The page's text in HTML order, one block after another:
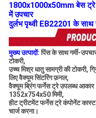
1800x1000x50mm बेस
में उपचार
दुर्लभ पृथ्वी EB22201 के साथ
मुख्य उत्पादों: पिंस के साथ गर्मी-
टोकरी,
उच्च मिश्र धातु सामग्री कीटोकरी,
लिए वैक्यूम सिंटरिंग फ़नल,
वैक्यूम ब्रिंग फर्नेस ट्रे उपलब्धआकार
1352x754x50 मिमी,
हीटट्रीटमेंटफर्नेस ट्रे कंपोनेंट
चार्ज करना।